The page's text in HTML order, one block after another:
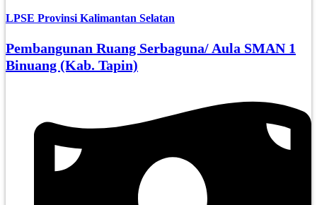
LPSE Provinsi Kalimantan Selatan
Pembangunan Ruang Serbaguna/ Aula SMAN 1
Binuang (Kab. Tapin)